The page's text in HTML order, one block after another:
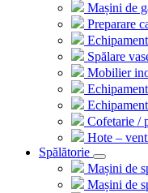
Mașini de
Preparare
Spălare
Mobilier
Cofetarie /
Hote –
Spălătorie
Mașini de
Mașini de